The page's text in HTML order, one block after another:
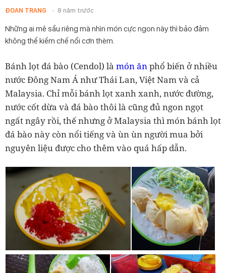
ĐOAN TRANG 8 năm trước
Những ai mê sầu riêng mà nhìn món cực ngon này thì bảo đảm
không thể kiềm chế nổi cơn thèm.
Bánh lọt đá bào (Cendol) là món ănphổ biến ở nhiều
nước Đông Nam Á như Thái Lan, Việt Nam và cả
Malaysia. Chỉ mỗi bánh lọt xanh xanh, nước đường,
nước cốt dừa và đá bào thôi là cũng đủ ngon ngọt
ngất ngây rồi, thế nhưng ở Malaysia thì món bánh lọt
đá bào này còn nổi tiếng và ùn ùn người mua bởi
nguyên liệu được cho thêm vào quá hấp dẫn.